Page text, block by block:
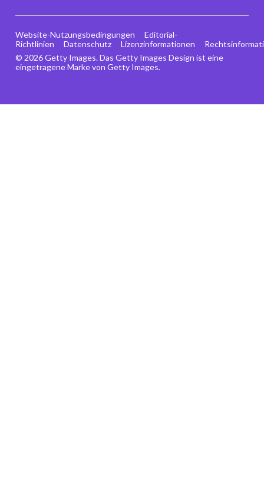
© 2026 Getty Images. Das Getty Images Design ist eine
eingetragene Marke von Getty Images.
Website-Nutzungsbedingungen
Editorial-
Richtlinien
Datenschutz Lizenzinformationen